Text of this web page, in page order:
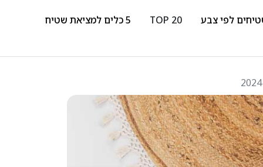
לפי צבע TOP 20 5 כלים למציאת שטיח